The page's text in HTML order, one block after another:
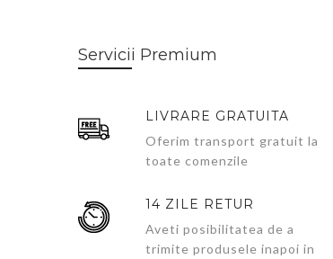
Servicii Premium
LIVRARE GRATUITA
Oferim transport gratuit la
toate comenzile
14 ZILE RETUR
Aveti posibilitatea de a
trimite produsele inapoi in